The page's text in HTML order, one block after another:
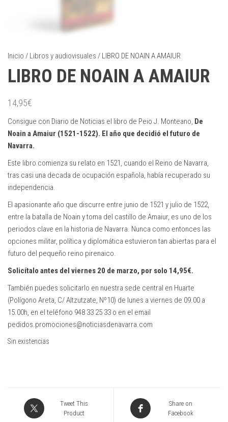
Inicio / Libros y audiovisuales / LIBRO DE NOAIN A AMAIUR
LIBRO DE NOAIN A AMAIUR
14,95€
Consigue con Diario de Noticias el libro de Peio J. Monteano, De
Noain a Amaiur (1521-1522). El año que decidió el futuro de
Navarra.
Este libro comienza su relato en 1521, cuando el Reino de Navarra,
tras casi una decada de ocupación española, había recuperado su
independencia.
El apasionante año que discurre entre junio de 1521 y julio de 1522,
entre la batalla de Noain y toma del castillo de Amaiur, es uno de los
periodos clave en la historia de Navarra. Nunca como entonces las
opciones militar, política y diplomática estuvieron tan abiertas para el
futuro del pequeño reino pirenaico.
Solicítalo antes del viernes 20 de marzo, por solo 14,95€.
También puedes solicitarlo en nuestra sede central en Huarte
(Polígono Areta, C/ Altzutzate, Nº10) de lunes a viernes de 09.00 a
15.00h, en el teléfono 948 33 25 33 o en el email
pedidos.promociones@noticiasdenavarra.com
Sin existencias
Tweet This
Product
Share on
Facebook